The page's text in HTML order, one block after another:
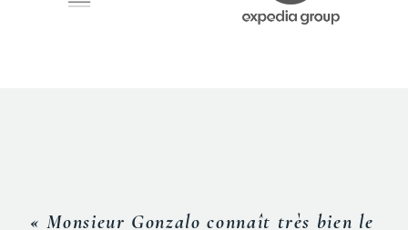
« Monsieur Gonzalo connaît très bien le